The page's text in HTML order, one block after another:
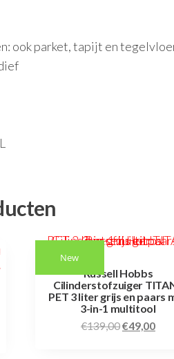
ook parket, tapijt en
New
Russell Hobbs
Cilinderstofzuiger
PET 3 liter grijs en paars
3-in-1 multitool
€139,00€49,00